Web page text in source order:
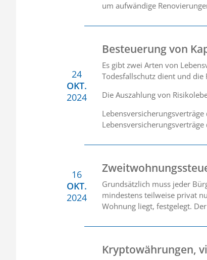
um aufwändige
24
OKT.
2024
Besteuerung von
Es gibt zwei Arten von
Todesfallschutz dient und die
Die Auszahlung von
16
OKT.
2024
Grundsätzlich muss jeder
mindestens teilweise privat
Wohnung liegt, festgelegt.
Kryptowährungen,